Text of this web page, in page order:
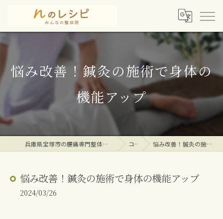
悩み改善！鍼灸の施術で身体の
機能アップ
兵庫県宝塚市の腰痛専門整体院ならｎのレシピみんなの整体院 コラム 悩み改善！鍼灸の施術で身体の機能アップ
悩み改善！鍼灸の施術で身体の機能アップ
2024/03/26